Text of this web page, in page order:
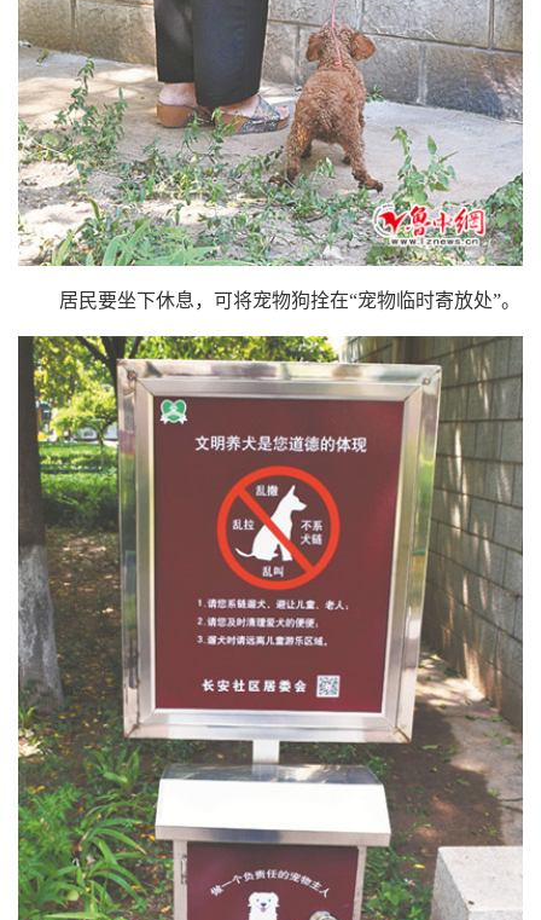
居民要坐下休息，可将宠物狗拴在“宠物临时寄放处”。